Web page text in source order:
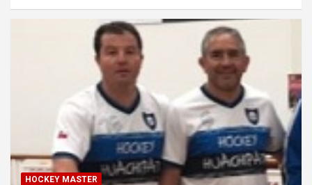
HOCKEY MASTER